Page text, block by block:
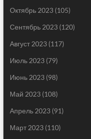
Октябрь 2023(105)
Сентябрь 2023(120)
Август 2023(117)
Июль 2023(79)
Июнь 2023(98)
Май 2023(108)
Апрель 2023(91)
Март 2023(110)